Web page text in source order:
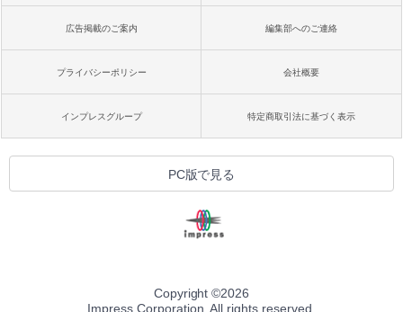
広告掲載のご案内 編集部へのご連絡
プライバシーポリシー 会社概要
インプレスグループ 特定商取引法に基づく表示
PC版で見る
Copyright ©2026
Impress Corporation. All rights reserved.